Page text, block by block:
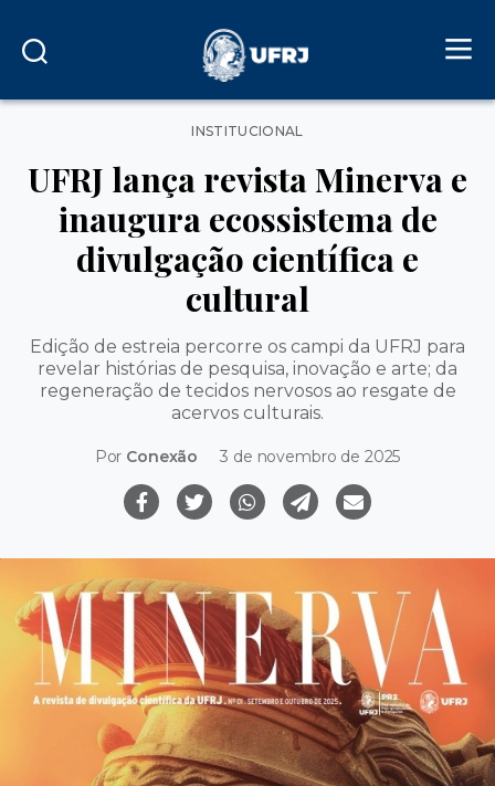
Categorias
INSTITUCIONAL
UFRJ lança revista Minerva e
inaugura ecossistema de
divulgação científica e
cultural
Edição de estreia percorre os campi da UFRJ para
revelar histórias de pesquisa, inovação e arte; da
regeneração de tecidos nervosos ao resgate de
acervos culturais.
Por Conexão 3 de novembro de 2025